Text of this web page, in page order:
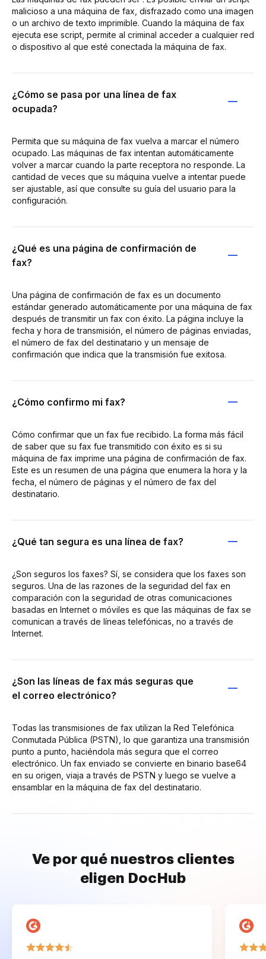
malicioso a una máquina de fax, disfrazado como una imagen
o un archivo de texto imprimible. Cuando la máquina de fax
ejecuta ese script, permite al criminal acceder a cualquier red
o dispositivo al que esté conectada la máquina de fax.
¿Cómo se pasa por una línea de fax
ocupada?
Permita que su máquina de fax vuelva a marcar el número
ocupado. Las máquinas de fax intentan automáticamente
volver a marcar cuando la parte receptora no responde. La
cantidad de veces que su máquina vuelve a intentar puede
ser ajustable, así que consulte su guía del usuario para la
configuración.
¿Qué es una página de confirmación de
fax?
Una página de confirmación de fax es un documento
estándar generado automáticamente por una máquina de fax
después de transmitir un fax con éxito. La página incluye la
fecha y hora de transmisión, el número de páginas enviadas,
el número de fax del destinatario y un mensaje de
confirmación que indica que la transmisión fue exitosa.
¿Cómo confirmo mi fax?
Cómo confirmar que un fax fue recibido. La forma más fácil
de saber que su fax fue transmitido con éxito es si su
máquina de fax imprime una página de confirmación de fax.
Este es un resumen de una página que enumera la hora y la
fecha, el número de páginas y el número de fax del
destinatario.
¿Qué tan segura es una línea de fax?
¿Son seguros los faxes? Sí, se considera que los faxes son
seguros. Una de las razones de la seguridad del fax en
comparación con la seguridad de otras comunicaciones
basadas en Internet o móviles es que las máquinas de fax se
comunican a través de líneas telefónicas, no a través de
Internet.
¿Son las líneas de fax más seguras que
el correo electrónico?
Todas las transmisiones de fax utilizan la Red Telefónica
Conmutada Pública (PSTN), lo que garantiza una transmisión
punto a punto, haciéndola más segura que el correo
electrónico. Un fax enviado se convierte en binario base64
en su origen, viaja a través de PSTN y luego se vuelve a
ensamblar en la máquina de fax del destinatario.
Ve por qué nuestros clientes
eligen DocHub